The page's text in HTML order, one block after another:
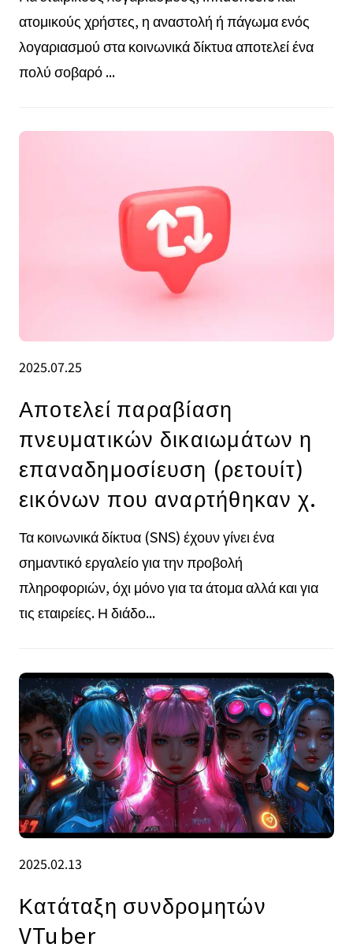
ατομικούς χρήστες, η αναστολή ή πάγωμα ενός
λογαριασμού στα κοινωνικά δίκτυα αποτελεί ένα
πολύ σοβαρό ...
2025.07.25
Αποτελεί παραβίαση
πνευματικών δικαιωμάτων η
επαναδημοσίευση (ρετουίτ)
εικόνων που αναρτήθηκαν χ.
Τα κοινωνικά δίκτυα (SNS) έχουν γίνει ένα
σημαντικό εργαλείο για την προβολή
πληροφοριών, όχι μόνο για τα άτομα αλλά και για
τις εταιρείες. Η διάδο...
2025.02.13
Κατάταξη συνδρομητών
VTuber